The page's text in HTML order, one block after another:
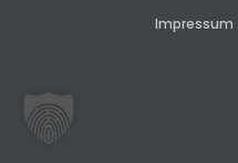
Impressum